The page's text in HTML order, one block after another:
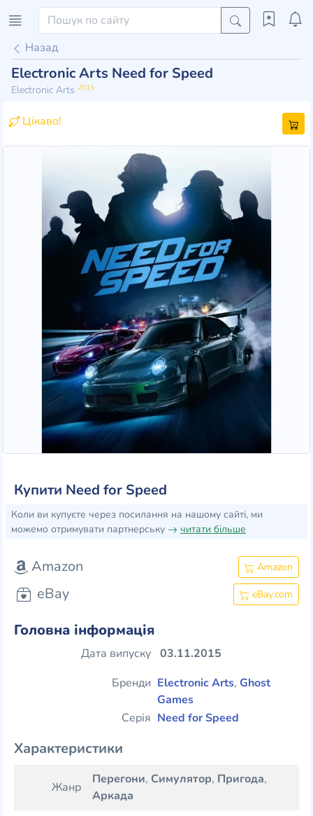
Назад
Electronic Arts Need for Speed
Electronic Arts 2015
Цікаво!
Купити Need for Speed
Коли ви купуєте через посилання на нашому сайті, ми
можемо отримувати партнерську
читати більше
Amazon Amazon
eBay eBay.com
Головна інформація
Дата випуску 03.11.2015
Бренди Electronic Arts, Ghost
Games
Серія Need for Speed
Характеристики
Жанр
Перегони, Симулятор, Пригода,
Аркада